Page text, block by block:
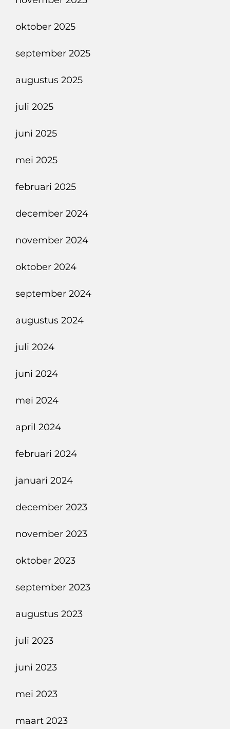
oktober 2025
september 2025
augustus 2025
juli 2025
juni 2025
mei 2025
februari 2025
december 2024
november 2024
oktober 2024
september 2024
augustus 2024
juli 2024
juni 2024
mei 2024
april 2024
februari 2024
januari 2024
december 2023
november 2023
oktober 2023
september 2023
augustus 2023
juli 2023
juni 2023
mei 2023
maart 2023